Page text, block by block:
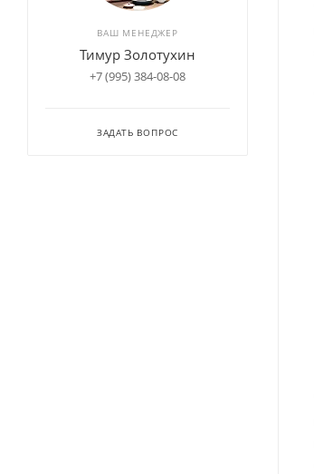
ВАШ МЕНЕДЖЕР
Тимур Золотухин
+7 (995) 384-08-08
ЗАДАТЬ ВОПРОС